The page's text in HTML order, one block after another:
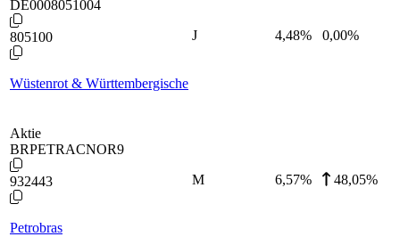
DE0008051004
805100
Wüstenrot & Württembergische
J 4,48% 0,00%
Aktie
BRPETRACNOR9
932443
Petrobras
M 6,57% 48,05%